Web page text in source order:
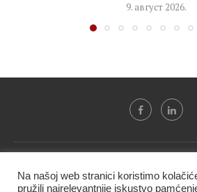
9. август 2026.
BIF PRESS doo" i ne smeju se
Na našoj web stranici koristimo
pružili najrelevantnije iskustvo